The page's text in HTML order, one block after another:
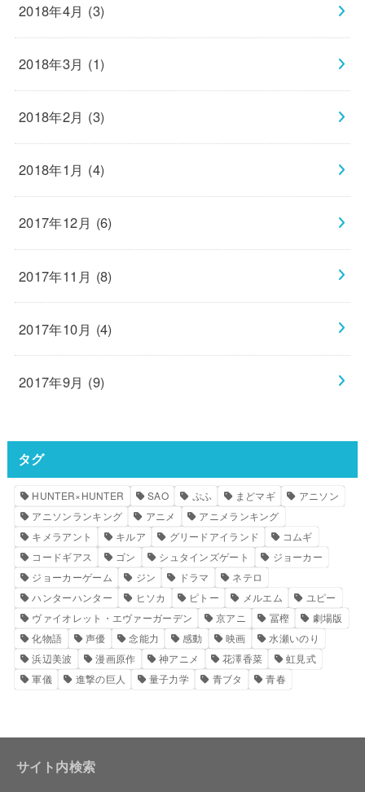
2018年4月 (3)
2018年3月 (1)
2018年2月 (3)
2018年1月 (4)
2017年12月 (6)
2017年11月 (8)
2017年10月 (4)
2017年9月 (9)
タグ
HUNTER×HUNTER SAO ぷふ まどマギ
アニソン
アニソンランキング
アニメ
アニメランキング
キメラアント
キルア グリードアイランド
コムギ
コードギアス
ゴン シュタインズゲート
ジョーカー
ジョーカーゲーム
ジン ドラマ
ネテロ
ハンターハンター
ヒソカ ピトー メルエム
ユピー
ヴァイオレット・エヴァーガーデン
京アニ 冨樫
劇場版
化物語
声優 念能力 感動 映画
水瀬いのり
浜辺美波
漫画原作 神アニメ 花澤香菜
虹見式
軍儀
進撃の巨人 量子力学 青ブタ 青春
サイト内検索